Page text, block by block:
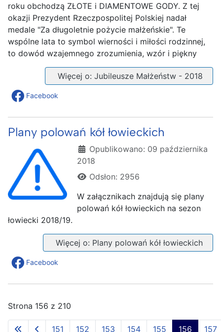
roku obchodzą ZŁOTE i DIAMENTOWE GODY. Z tej
okazji Prezydent Rzeczpospolitej Polskiej nadał
medale "Za długoletnie pożycie małżeńskie". Te
wspólne lata to symbol wierności i miłości rodzinnej,
to dowód wzajemnego zrozumienia, wzór i piękny
Więcej o: Jubileusze Małżeństw - 2018
Facebook
Plany polowań kół łowieckich
Szczegóły
Opublikowano: 09 października
2018
Odsłon: 2956
W załącznikach znajdują się plany
polowań kół łowieckich na sezon
łowiecki 2018/19.
Więcej o: Plany polowań kół łowieckich
Facebook
Strona 156 z 210
151 152 153 154 155 156 157